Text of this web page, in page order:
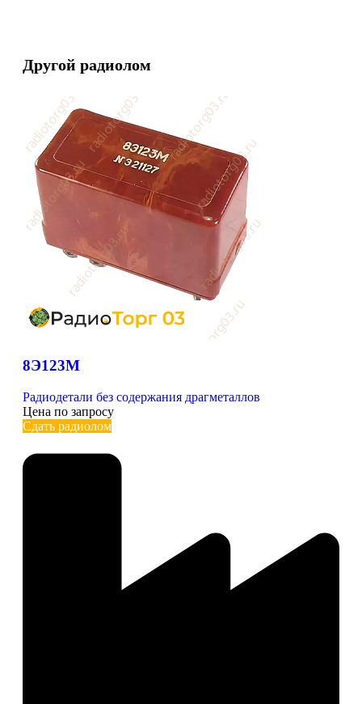
Другой радиолом
8Э123М
Радиодетали без содержания драгметаллов
Цена по запросу
Сдать радиолом